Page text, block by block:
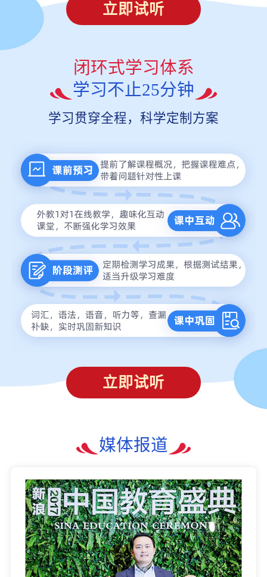
立即试听
闭环式学习体系
学习不止25分钟
学习贯穿全程，科学定制方案
立即试听
媒体报道